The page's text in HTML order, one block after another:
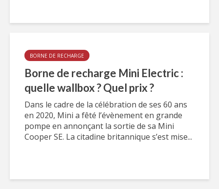
BORNE DE RECHARGE
Borne de recharge Mini Electric :
quelle wallbox ? Quel prix ?
Dans le cadre de la célébration de ses 60 ans
en 2020, Mini a fêté l’évènement en grande
pompe en annonçant la sortie de sa Mini
Cooper SE. La citadine britannique s’est mise...